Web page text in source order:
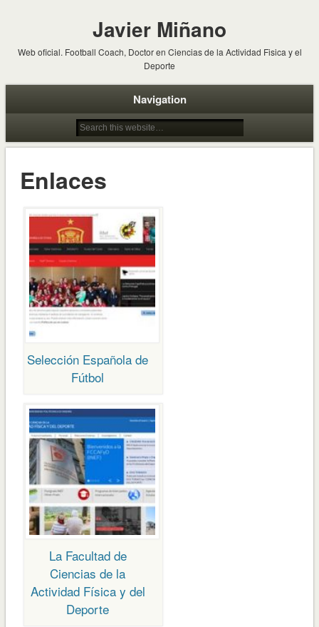
Javier Miñano
Web oficial. Football Coach, Doctor en Ciencias de la Actividad Fisica y el
Deporte
Navigation
Enlaces
Selección Española de
Fútbol
La Facultad de
Ciencias de la
Actividad Física y del
Deporte